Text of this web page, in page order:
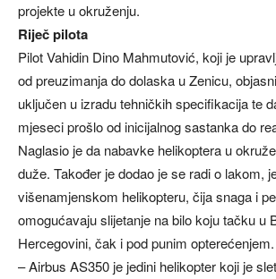
projekte u okruženju.
Riječ pilota
Pilot Vahidin Dino Mahmutović, koji je
od preuzimanja do dolaska u Zenicu,
uključen u izradu tehničkih specifikacija te
mjeseci prošlo od inicijalnog sastanka do
Naglasio je da nabavke helikoptera u
duže. Također je dodao je se radi o lakom,
višenamjenskom helikopteru, čija snaga i
omogućavaju slijetanje na bilo koju tačku u
Hercegovini, čak i pod punim opterećenjem.
– Airbus AS350 je jedini helikopter koji je